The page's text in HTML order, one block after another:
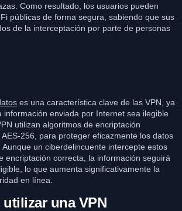
Como resultado, los usuarios pueden
públicas de forma segura, sabiendo que sus
de la interceptación por parte de personas
es una característica clave de las VPN, ya
información enviada por Internet sea ilegible
utilizan algoritmos de encriptación
256, para proteger eficazmente los datos
un ciberdelincuente intercepte estos
encriptación correcta, la información seguirá
lo que aumenta significativamente la
en línea.
utilizar una VPN